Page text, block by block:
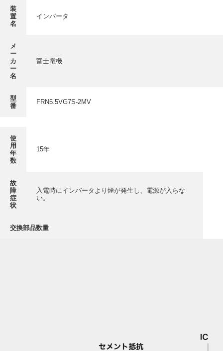
環境への取り組み
装
置
名
インバータ
メ
ー
カ
ー
名
富士電機
型
番
FRN5.5VG7S-2MV
使
用
年
数
15年
故
障
症
状
入電時にインバータより煙が発生し、電源が入らな
い。
交換部品数量